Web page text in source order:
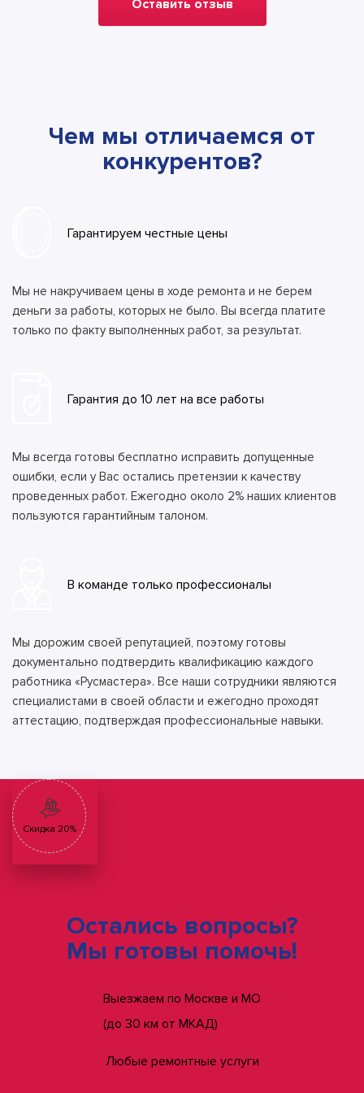
Оставить отзыв
Чем мы отличаемся от
конкурентов?
Гарантируем честные цены
Мы не накручиваем цены в ходе ремонта и не берем
деньги за работы, которых не было. Вы всегда платите
только по факту выполненных работ, за результат.
Гарантия до 10 лет на все работы
Мы всегда готовы бесплатно исправить допущенные
ошибки, если у Вас остались претензии к качеству
проведенных работ. Ежегодно около 2% наших клиентов
пользуются гарантийным талоном.
В команде только профессионалы
Мы дорожим своей репутацией, поэтому готовы
документально подтвердить квалификацию каждого
работника «Русмастера». Все наши сотрудники являются
специалистами в своей области и ежегодно проходят
аттестацию, подтверждая профессиональные навыки.
Скидка 20%
Остались вопросы?
Мы готовы помочь!
Выезжаем по Москве и МО
(до 30 км от МКАД)
Любые ремонтные услуги